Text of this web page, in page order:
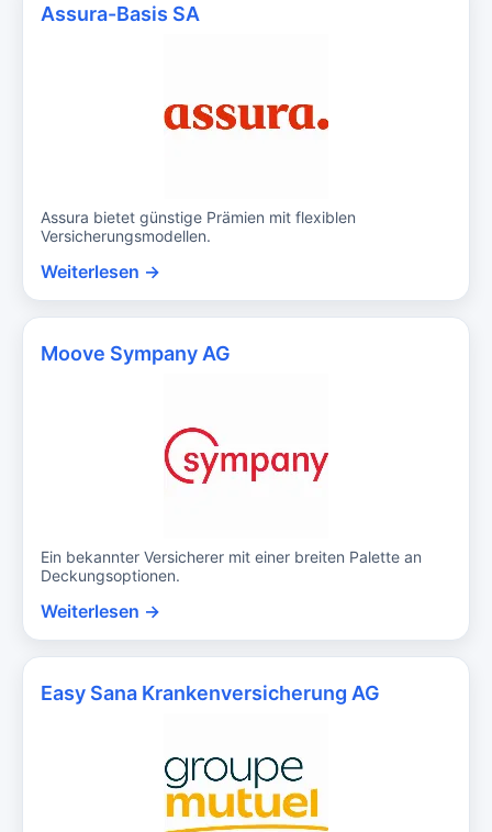
Assura-Basis SA
Assura bietet günstige Prämien mit flexiblen
Versicherungsmodellen.
Weiterlesen →
Moove Sympany AG
Ein bekannter Versicherer mit einer breiten Palette an
Deckungsoptionen.
Weiterlesen →
Easy Sana Krankenversicherung AG